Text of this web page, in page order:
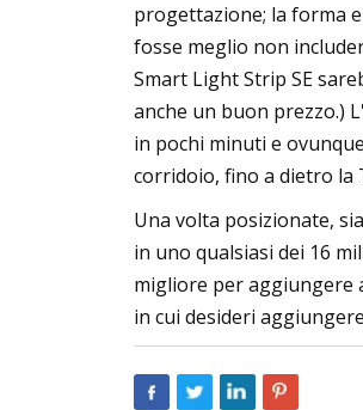
progettazione; la forma
fosse meglio non
Smart Light Strip SE
anche un buon prezzo.)
in pochi minuti e
corridoio, fino a dietro la
Una volta posizionate,
in uno qualsiasi dei 16
migliore per aggiungere
in cui desideri